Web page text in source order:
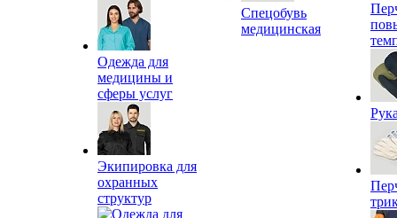
Одежда для
медицины и
сферы услуг
Экипировка для
охранных
структур
Спецобувь
медицинская